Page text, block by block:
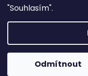
"Souhlasím".
Odmítnout